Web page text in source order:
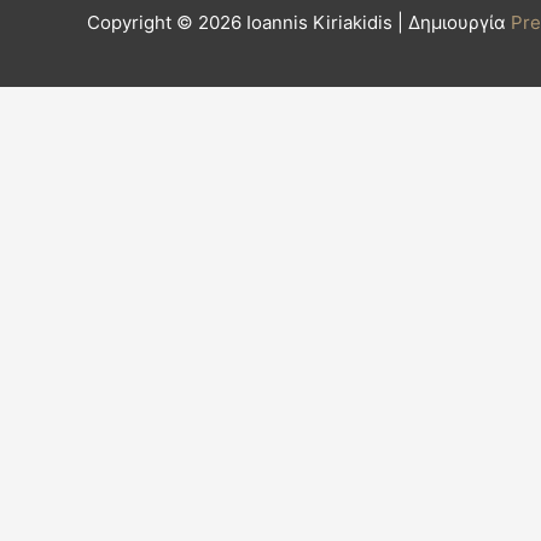
Copyright © 2026 Ioannis Kiriakidis | Δημιουργία